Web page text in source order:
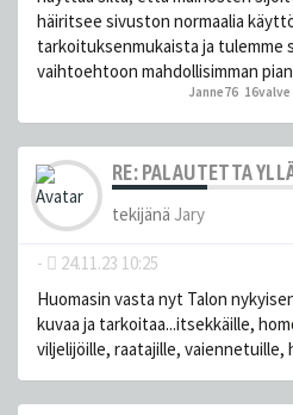
häiritsee sivuston normaalia
tarkoituksenmukaista ja tulemme
vaihtoehtoon mahdollisimman
Janne76 16valve
RE: PALAUTETTA
tekijänä Jary
- 24.11.23 10:25
Huomasin vasta nyt Talon
kuvaa ja tarkoitaa...itsekkäille,
viljelijöille, raatajille, vaiennetuille,